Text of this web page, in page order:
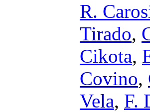
R.
Tirado,
Cikota,
Covino,
Vela, F.